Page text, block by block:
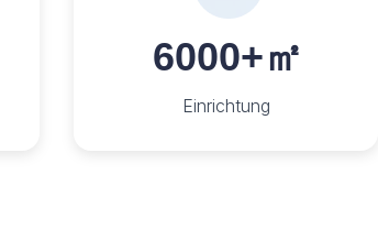
6000+㎡
Einrichtung